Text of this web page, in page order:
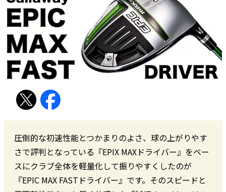
圧倒的な初速性能とつかまりのよさ、球の上がりやす
さで評判となっている『EPIX MAXドライバー』をベー
スにクラブ全体を軽量化して振りやすくしたのが
『EPIC MAX FASTドライバー』です。そのスピードと